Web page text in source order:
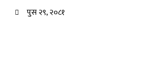
पुस २९, २०८१